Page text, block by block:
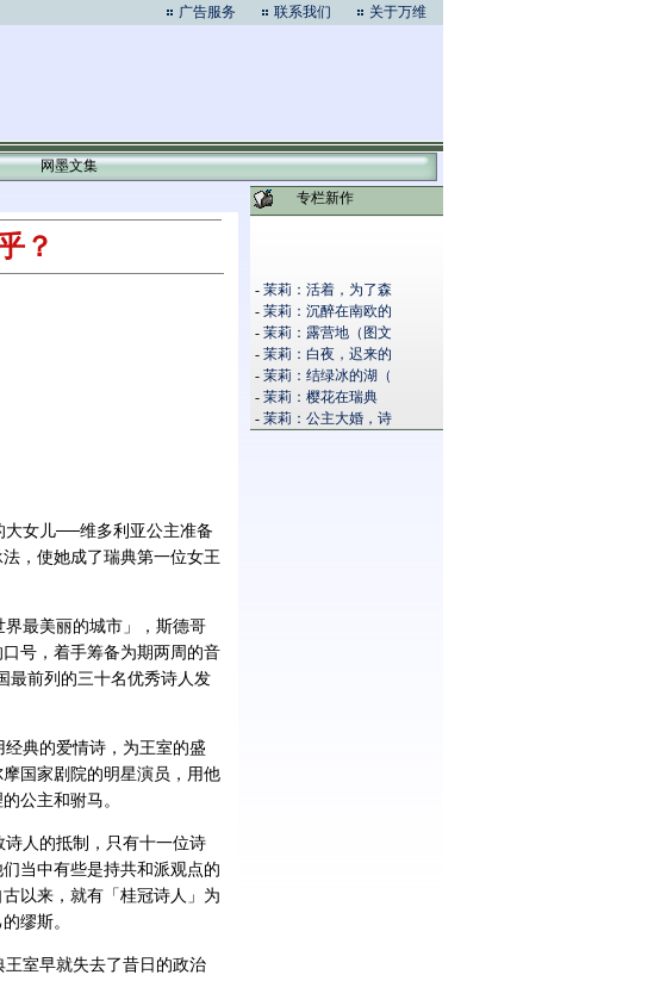
广告服务 联系我们 关于万维
网墨文集
专栏新作
- 茉莉：活着，为了森
- 茉莉：沉醉在南欧的
- 茉莉：露营地（图文
- 茉莉：白夜，迟来的
- 茉莉：结绿冰的湖（
- 茉莉：樱花在瑞典
- 茉莉：公主大婚，诗
？
女儿──维多利亚公主准备
，使她成了瑞典第一位女王
最美丽的城市」，斯德哥
号，着手筹备为期两周的音
最前列的三十名优秀诗人发
典的爱情诗，为王室的盛
国家剧院的明星演员，用他
公主和驸马。
人的抵制，只有十一位诗
当中有些是持共和派观点的
以来，就有「桂冠诗人」为
缪斯。
室早就失去了昔日的政治